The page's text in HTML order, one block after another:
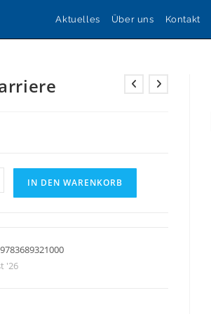
Aktuelles Über uns Kontakt
IN DEN WARENKORB
9783689321000
'26